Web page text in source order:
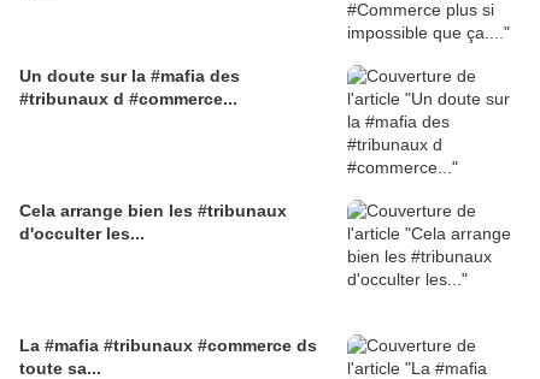
Un doute sur la #mafia des
#tribunaux d #commerce...
Cela arrange bien les #tribunaux
d'occulter les...
La #mafia #tribunaux #commerce ds
toute sa...